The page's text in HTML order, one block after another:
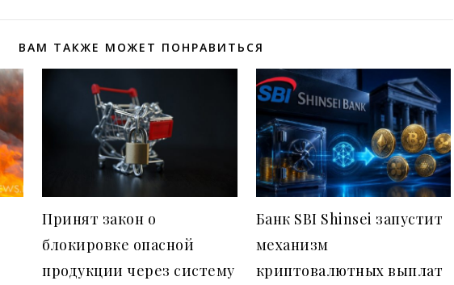
ВАМ ТАКЖЕ МОЖЕТ ПОНРАВИТЬСЯ
Принят закон о
блокировке опасной
продукции через систему
Банк SBI Shinsei запустит
механизм
криптовалютных выплат